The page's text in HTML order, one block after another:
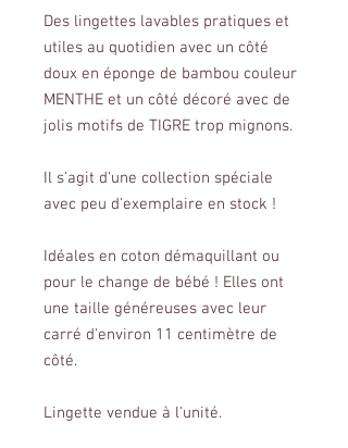
Des lingettes lavables pratiques et
utiles au quotidien avec un côté
doux en éponge de bambou couleur
MENTHE et un côté décoré avec de
jolis motifs de TIGRE trop mignons.
Il s'agit d'une collection spéciale
avec peu d'exemplaire en stock !
Idéales en coton démaquillant ou
pour le change de bébé ! Elles ont
une taille généreuses avec leur
carré d'environ 11 centimètre de
côté.
Lingette vendue à l'unité.